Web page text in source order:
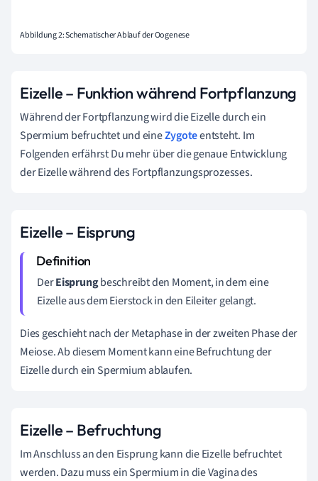
Abbildung 2: Schematischer Ablauf der Oogenese
Eizelle – Funktion während Fortpflanzung
Während der Fortpflanzung wird die Eizelle durch ein
Spermium befruchtet und eineZygoteentsteht. Im
Folgenden erfährst Du mehr über die genaue Entwicklung
der Eizelle während des Fortpflanzungsprozesses.
Eizelle – Eisprung
DerEisprungbeschreibt den Moment, in dem eine
Eizelle aus dem Eierstock in den Eileiter gelangt.
Dies geschieht nach der Metaphase in der zweiten Phase der
Meiose. Ab diesem Moment kann eine Befruchtung der
Eizelle durch ein Spermium ablaufen.
Eizelle – Befruchtung
Im Anschluss an den Eisprung kann die Eizelle befruchtet
werden. Dazu muss ein Spermium in die Vagina des